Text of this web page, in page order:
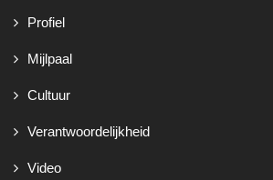
Profiel
Mijlpaal
Cultuur
Verantwoordelijkheid
Video